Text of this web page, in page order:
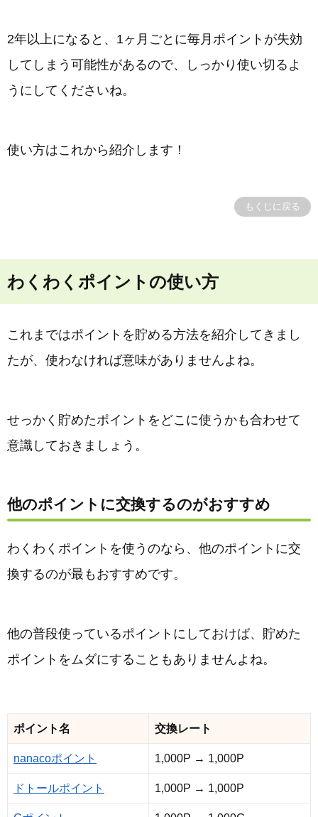
2年以上になると、1ヶ月ごとに毎月ポイントが失効
してしまう可能性があるので、しっかり使い切るよ
うにしてくださいね。
使い方はこれから紹介します！
もくじに戻る
わくわくポイントの使い方
これまではポイントを貯める方法を紹介してきまし
たが、使わなければ意味がありませんよね。
せっかく貯めたポイントをどこに使うかも合わせて
意識しておきましょう。
他のポイントに交換するのがおすすめ
わくわくポイントを使うのなら、他のポイントに交
換するのが最もおすすめです。
他の普段使っているポイントにしておけば、貯めた
ポイントをムダにすることもありませんよね。
ポイント名 交換レート
nanacoポイント 1,000P → 1,000P
ドトールポイント 1,000P → 1,000P